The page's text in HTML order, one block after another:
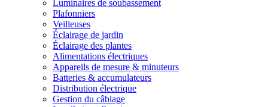
Luminaires de soubassement
Plafonniers
Veilleuses
Éclairage de jardin
Éclairage des plantes
Alimentations électriques
Appareils de mesure & minuteurs
Batteries & accumulateurs
Distribution électrique
Gestion du câblage